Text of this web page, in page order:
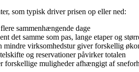
som typisk driver prisen op eller ned:
sammenhængende dage
det samme som pas, lange etaper og
mindre virksomhedstur giver forskellig
og reservationer påvirker totalen
forskellige muligheder afhængigt af